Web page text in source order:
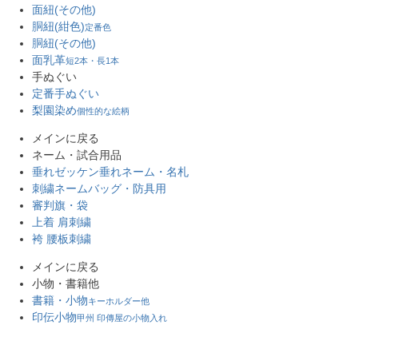
面紐(その他)
胴紐(紺色)定番色
胴紐(その他)
面乳革短2本・長1本
手ぬぐい
定番手ぬぐい
梨園染め個性的な絵柄
メインに戻る
ネーム・試合用品
垂れゼッケン垂れネーム・名札
刺繍ネームバッグ・防具用
審判旗・袋
上着 肩刺繍
袴 腰板刺繍
メインに戻る
小物・書籍他
書籍・小物キーホルダー他
印伝小物甲州 印傳屋の小物入れ